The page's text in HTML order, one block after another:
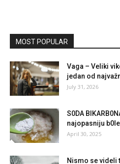
MOST POPULAR
Vaga – Veliki
jedan od
July 31, 2026
S0DA
najopasniju
April 30, 2025
Nismo se videli